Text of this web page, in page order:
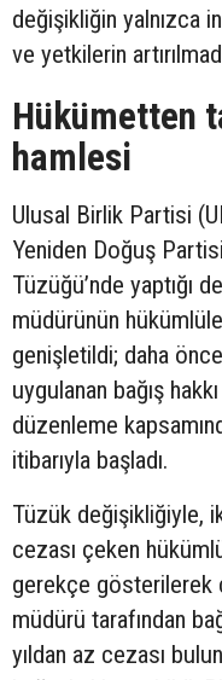
değişikliğin yalnızca
ve yetkilerin
Hükümetten
hamlesi
Ulusal Birlik Partisi
Yeniden Doğuş
Tüzüğü’nde yaptığı
müdürünün
genişletildi; daha
uygulanan bağış
düzenleme
itibarıyla başladı.
Tüzük değişikliğiyle,
cezası çeken
gerekçe gösterilerek
müdürü tarafından
yıldan az cezası